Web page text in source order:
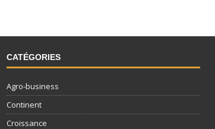
CATÉGORIES
Agro-business
Continent
Croissance